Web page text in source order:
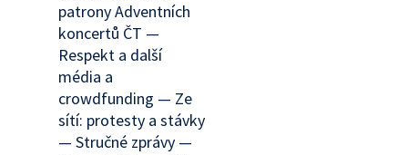
patrony Adventních
koncertů ČT —
Respekt a další
média a
crowdfunding — Ze
sítí: protesty a stávky
— Stručné zprávy —